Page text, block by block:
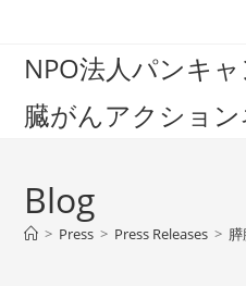
contentNPO法人パンキ
臓がんアクショ
Blog
> Press > Press Releases >